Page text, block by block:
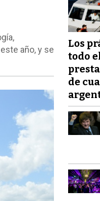
año, y se
Los
todo
de